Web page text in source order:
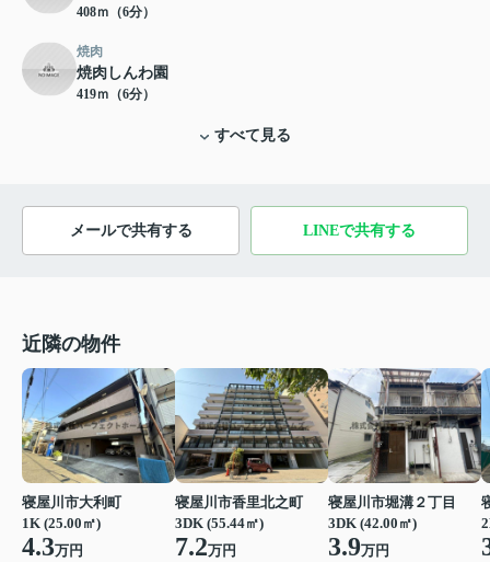
408ｍ（6分）
焼肉
焼肉しんわ園
419ｍ（6分）
すべて見る
メールで共有する LINEで共有する
近隣の物件
寝屋川市大利町
1K (25.00㎡)
4.3万円
寝屋川市香里北之町
3DK (55.44㎡)
7.2万円
寝屋川市堀溝２丁目
3DK (42.00㎡)
3.9万円